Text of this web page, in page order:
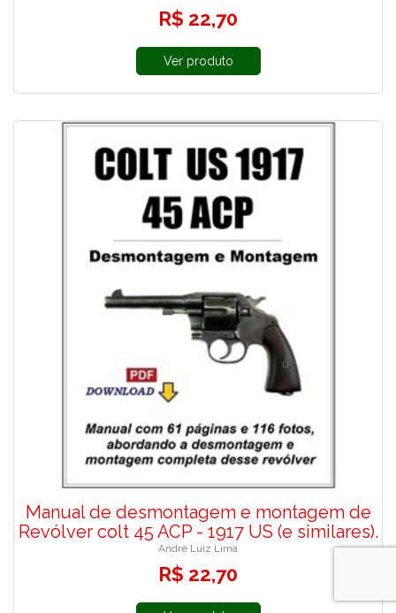
R$ 22,70
Ver produto
Manual de desmontagem e montagem de
Revólver colt 45 ACP - 1917 US (e similares).
André Luiz Lima
R$ 22,70